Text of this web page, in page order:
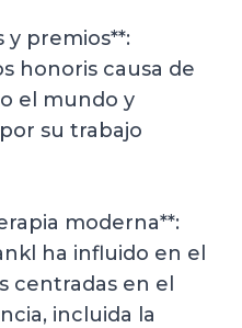
y premios**:
honoris causa de
el mundo y
su trabajo
moderna**:
ha influido en el
centradas en el
incluida la